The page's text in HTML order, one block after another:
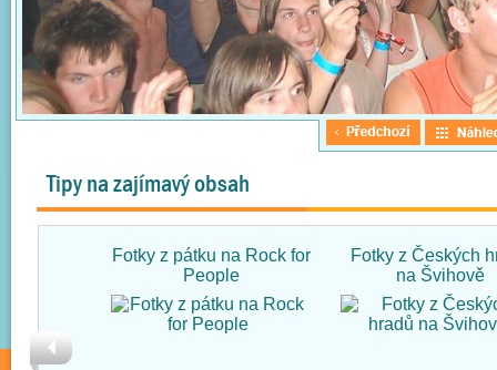
Tipy na zajímavý obsah
Fotky z pátku na Rock for
People
Fotky z Českých
na Švihově